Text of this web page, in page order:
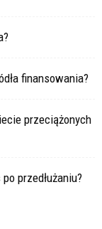
finansowania?
przeciążonych
przedłużaniu?